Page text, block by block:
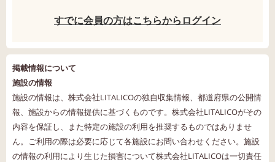
すでに会員の方はこちらからログイン
掲載情報について
施設の情報
施設の情報は、株式会社LITALICOの独自収集情報、都道府県の公開情
報、施設からの情報提供に基づくものです。株式会社LITALICOがその
内容を保証し、また特定の施設の利用を推奨するものではありませ
ん。ご利用の際は必要に応じて各施設にお問い合わせください。施設
の情報の利用により生じた損害について株式会社LITALICOは一切責任